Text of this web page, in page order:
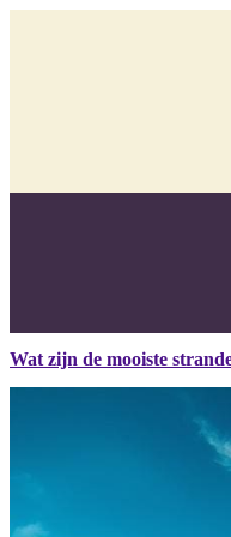
Wat zijn de mooiste